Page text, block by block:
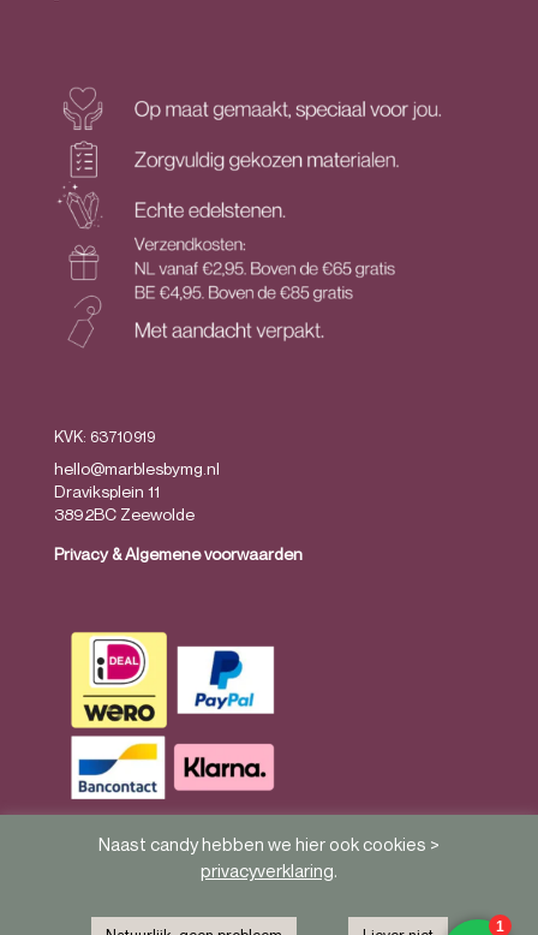
KVK: 63710919
hello@marblesbymg.nl
Draviksplein 11
3892BC Zeewolde
Privacy&Algemene voorwaarden
Naast candy hebben we hier ook cookies >
privacyverklaring.